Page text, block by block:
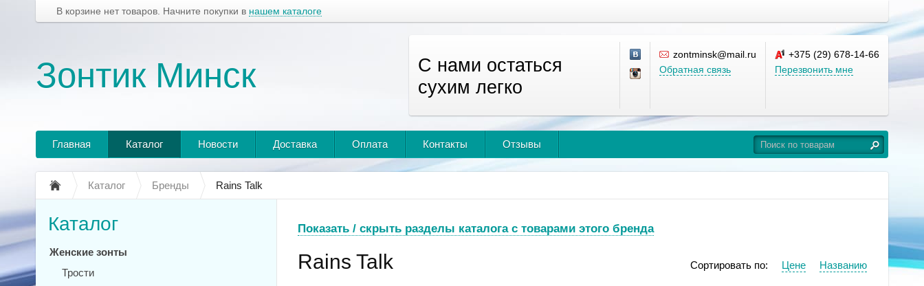
В корзине нет товаров. Начните покупки в нашем каталоге
Зонтик Минск
С нами остаться
сухим легко
zontminsk@mail.ru
Обратная связь
+375 (29) 678-14-66
Перезвонить мне
Главная Каталог Новости Доставка Оплата Контакты Отзывы
Каталог Бренды Rains Talk
Показать / скрыть разделы каталога с товарами этого бренда
Rains Talk Названию
Цене
Сортировать по:
Каталог
Женские зонты
Трости